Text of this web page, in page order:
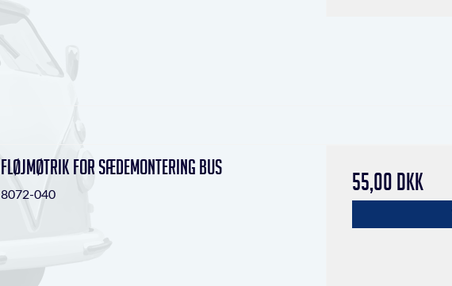
Fløjmøtrik for sædemontering Bus
8072-040 55,00 DKK